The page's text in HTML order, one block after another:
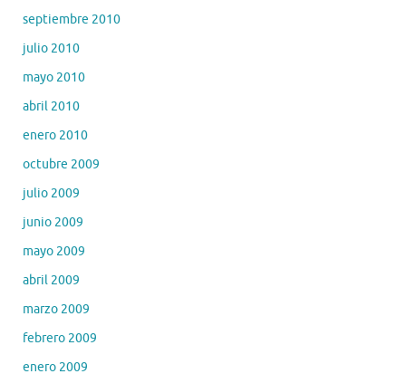
septiembre 2010
julio 2010
mayo 2010
abril 2010
enero 2010
octubre 2009
julio 2009
junio 2009
mayo 2009
abril 2009
marzo 2009
febrero 2009
enero 2009